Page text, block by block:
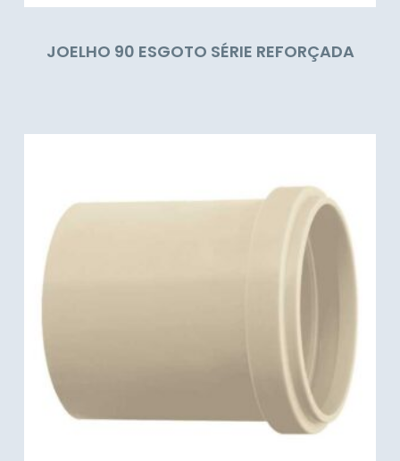
JOELHO 90 ESGOTO SÉRIE REFORÇADA